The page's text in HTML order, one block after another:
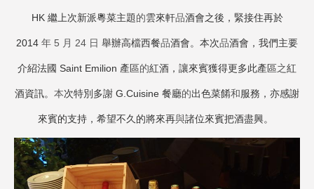
HK 繼上次新派粵菜主題的雲來軒品酒會之後，緊接住再於
2014 年 5 月 24 日 舉辦高檔西餐品酒會。本次品酒會，我們主要
介紹法國 Saint Emilion 產區的紅酒，讓來賓獲得更多此產區之紅
酒資訊。 本次特別多謝 G.Cuisine 餐廳的出色菜餚和服務，亦感謝
來賓的支持，希望不久的將來再與諸位來賓把酒盡興。